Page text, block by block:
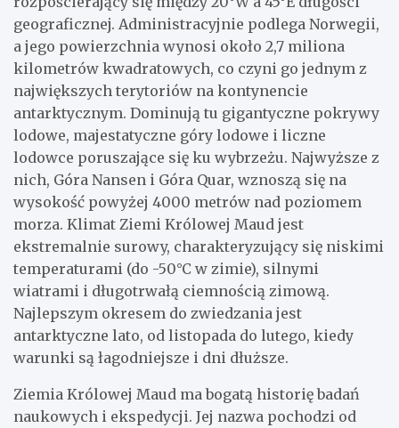
geograficznej. Administracyjnie podlega Norwegii,
a jego powierzchnia wynosi około 2,7 miliona
kilometrów kwadratowych, co czyni go jednym z
największych terytoriów na kontynencie
antarktycznym. Dominują tu gigantyczne pokrywy
lodowe, majestatyczne góry lodowe i liczne
lodowce poruszające się ku wybrzeżu. Najwyższe z
nich, Góra Nansen i Góra Quar, wznoszą się na
wysokość powyżej 4000 metrów nad poziomem
morza. Klimat Ziemi Królowej Maud jest
ekstremalnie surowy, charakteryzujący się niskimi
temperaturami (do -50°C w zimie), silnymi
wiatrami i długotrwałą ciemnością zimową.
Najlepszym okresem do zwiedzania jest
antarktyczne lato, od listopada do lutego, kiedy
warunki są łagodniejsze i dni dłuższe.
Ziemia Królowej Maud ma bogatą historię badań
naukowych i ekspedycji. Jej nazwa pochodzi od